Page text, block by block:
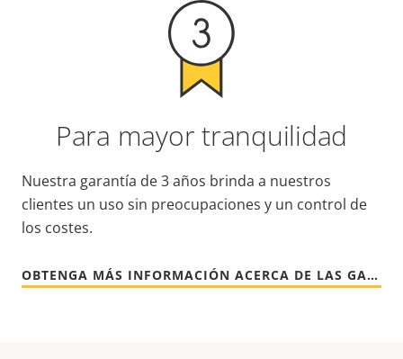
Para mayor tranquilidad
Nuestra garantía de 3 años brinda a nuestros
clientes un uso sin preocupaciones y un control de
los costes.
OBTENGA MÁS INFORMACIÓN ACERCA DE LAS GARANTÍAS DE AXIS